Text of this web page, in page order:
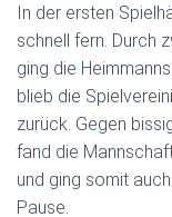
In der ersten
schnell fern. Durch
ging die
blieb die
zurück. Gegen
fand die
und ging somit
Pause.